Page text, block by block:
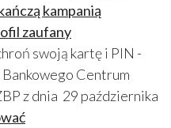
kampanią
zaufany
swoją kartę i PIN -
Centrum
z dnia 29 października